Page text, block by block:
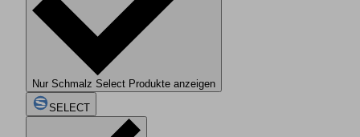
Nur Schmalz Select Produkte anzeigen
SELECT